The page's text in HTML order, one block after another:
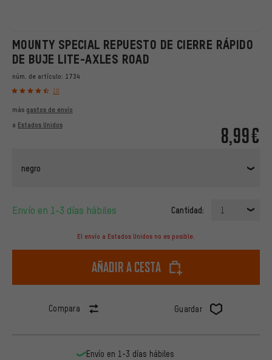
MOUNTY SPECIAL REPUESTO DE CIERRE RÁPIDO
DE BUJE LITE-AXLES ROAD
núm. de artículo: 1734
10
8,99€
más gastos de envío
a Estados Unidos
negro
Envío en 1-3 días hábiles Cantidad: 1
El envío a Estados Unidos no es posible.
Añadir a cesta
Compara Guardar
Envío en 1-3 días hábiles